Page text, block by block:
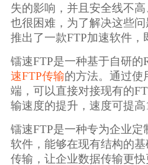
失的影响，并且安全线不
也很困难，为了解决这些问
推出了一款FTP加速软件，
镭速FTP是一种基于自研的
速FTP传输的方法。通过使
端，可以直接对接现有的
输速度的提升，速度可提高
镭速FTP是一种专为企业定
软件，能够在现有结构的
传输，让企业数据传输更